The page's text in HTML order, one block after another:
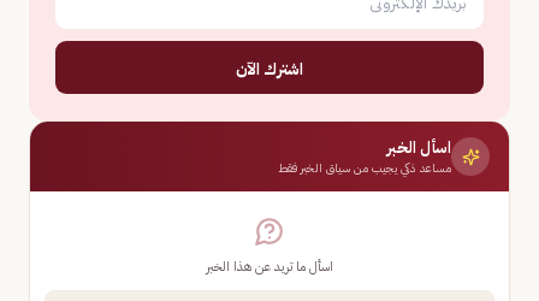
اشترك الآن
اسأل الخبر
مساعد ذكي يجيب من سياق الخبر فقط
اسأل ما تريد عن هذا الخبر